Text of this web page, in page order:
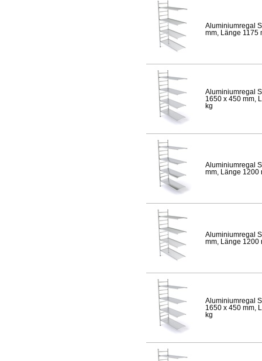
Aluminiumregal
mm, Länge 1175
Aluminiumregal
1650 x 450 mm,
kg
Aluminiumregal
mm, Länge 1200
Aluminiumregal
mm, Länge 1200
Aluminiumregal
1650 x 450 mm,
kg